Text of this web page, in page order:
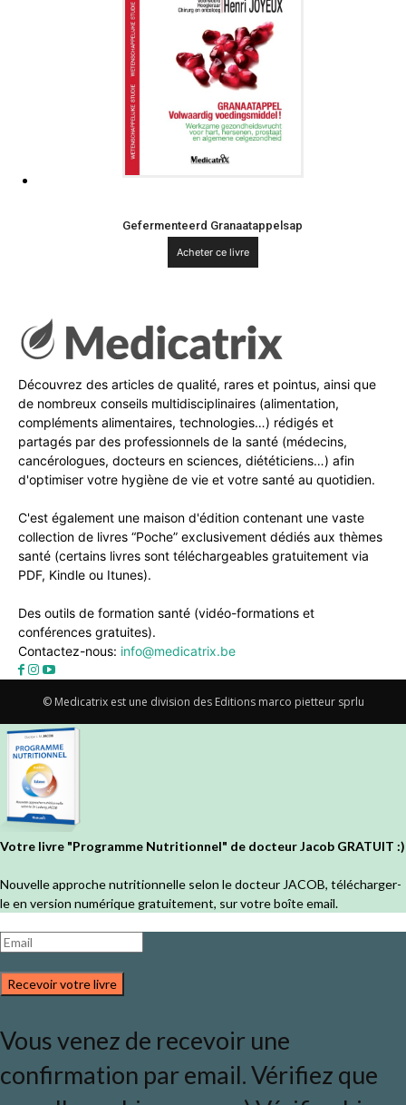
Gefermenteerd Granaatappelsap
Acheter ce livre
Découvrez des articles de qualité, rares et pointus, ainsi que
de nombreux conseils multidisciplinaires (alimentation,
compléments alimentaires, technologies…) rédigés et
partagés par des professionnels de la santé (médecins,
cancérologues, docteurs en sciences, diététiciens…) afin
d'optimiser votre hygiène de vie et votre santé au quotidien.
C'est également une maison d'édition contenant une vaste
collection de livres “Poche” exclusivement dédiés aux thèmes
santé (certains livres sont téléchargeables gratuitement via
PDF, Kindle ou Itunes).
Des outils de formation santé (vidéo-formations et
conférences gratuites).
Contactez-nous: info@medicatrix.be
© Medicatrix est une division des Editions marco pietteur sprlu
Votre livre "Programme Nutritionnel" de docteur Jacob GRATUIT :)
Nouvelle approche nutritionnelle selon le docteur JACOB, télécharger-
le en version numérique gratuitement, sur votre boîte email.
Recevoir votre livre
Vous venez de recevoir une
confirmation par email. Vérifiez que